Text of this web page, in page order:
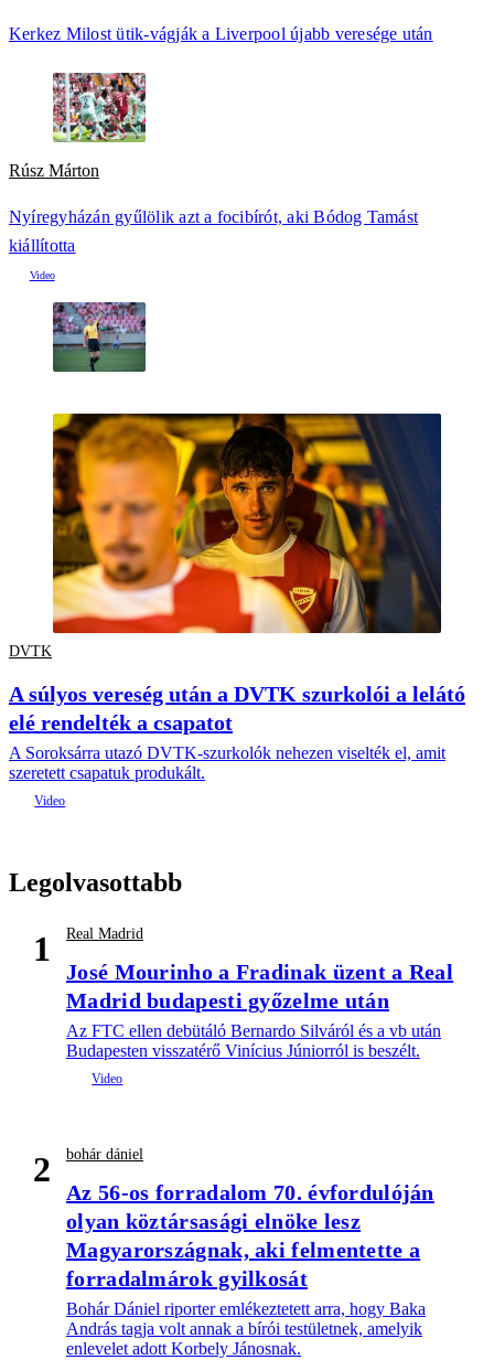
Kerkez Milost ütik-vágják a Liverpool újabb veresége után
Rúsz Márton
Nyíregyházán gyűlölik azt a focibírót, aki Bódog Tamást
kiállította
DVTK
A súlyos vereség után a DVTK szurkolói a lelátó
elé rendelték a csapatot
A Soroksárra utazó DVTK-szurkolók nehezen viselték el, amit
szeretett csapatuk produkált.
Legolvasottabb
1 Real Madrid
José Mourinho a Fradinak üzent a Real
Madrid budapesti győzelme után
Az FTC ellen debütáló Bernardo Silváról és a vb után
Budapesten visszatérő Vinícius Júniorról is beszélt.
2 bohár dániel
Az 56-os forradalom 70. évfordulóján
olyan köztársasági elnöke lesz
Magyarországnak, aki felmentette a
forradalmárok gyilkosát
Bohár Dániel riporter emlékeztetett arra, hogy Baka
András tagja volt annak a bírói testületnek, amelyik
enlevelet adott Korbely Jánosnak.